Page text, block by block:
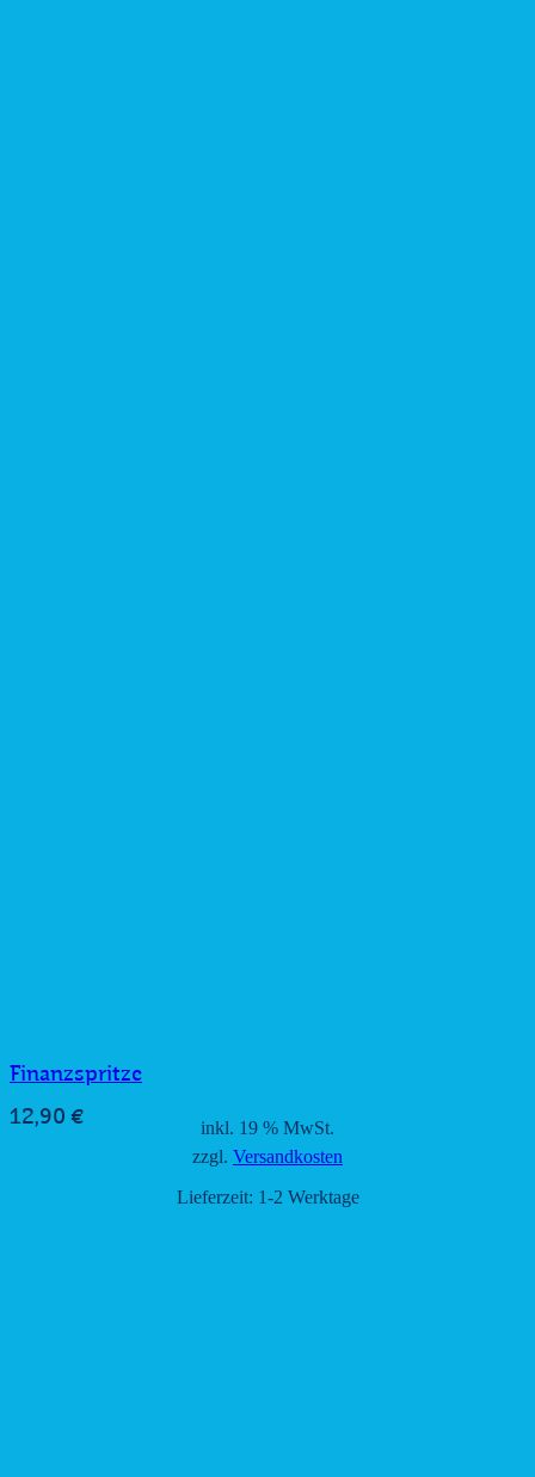
Finanzspritze
12,90 €
inkl. 19 % MwSt.
zzgl. Versandkosten
Lieferzeit: 1-2 Werktage